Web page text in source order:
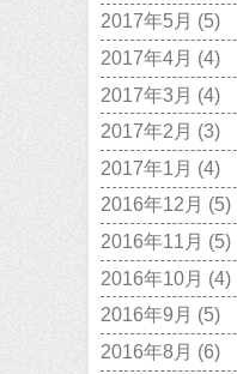
2017年5月 (5)
2017年4月 (4)
2017年3月 (4)
2017年2月 (3)
2017年1月 (4)
2016年12月 (5)
2016年11月 (5)
2016年10月 (4)
2016年9月 (5)
2016年8月 (6)